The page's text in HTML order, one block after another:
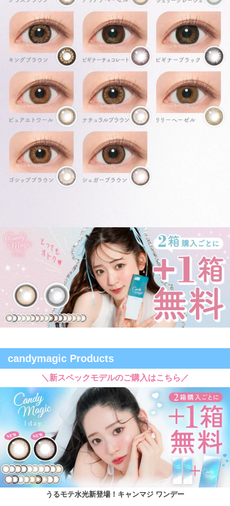
candymagic Products
＼新スペックモデルのご購入はこちら／
うるモテ水光新登場！キャンマジ ワンデー